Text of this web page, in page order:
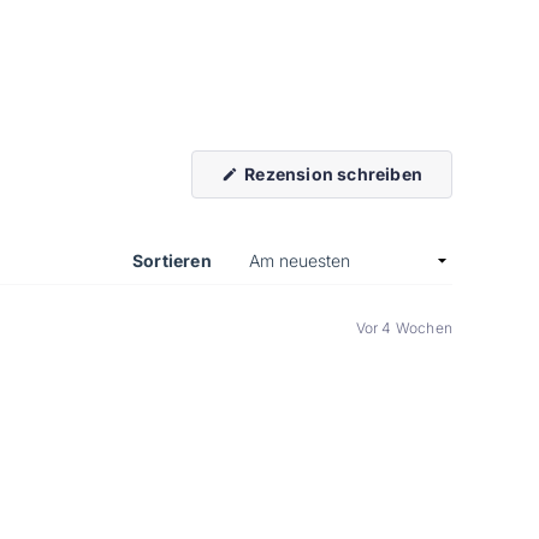
Rezension schreiben
geöffnet)
Sortieren
Vor 4 Wochen